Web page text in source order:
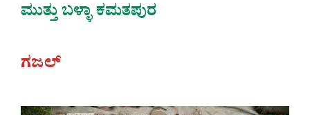
ಮುತ್ತು ಬಳ್ಳಾ ಕಮತಪುರ
ಗಜಲ್